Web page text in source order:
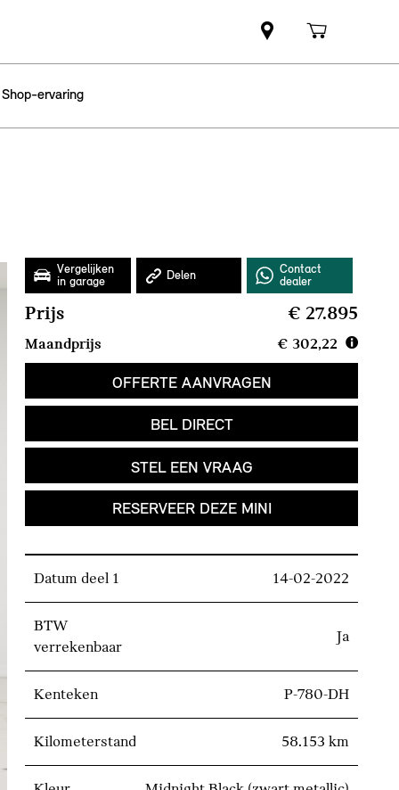
ervaring
Prijs € 27.895
Maandprijs € 302,22
OFFERTE AANVRAGEN
BEL DIRECT
STEL EEN VRAAG
RESERVEER DEZE MINI
Datum deel 1 14-02-2022
BTW
verrekenbaar
Ja
Kenteken P-780-DH
Kilometerstand 58.153 km